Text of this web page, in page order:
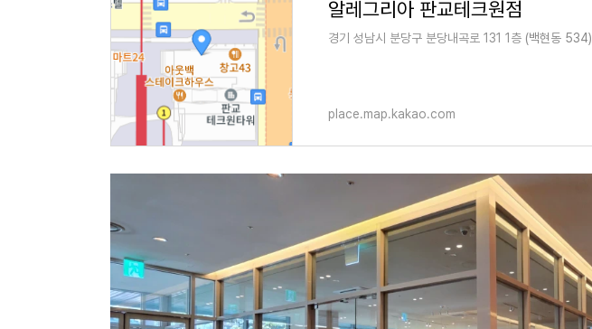
알레그리아 판교테크원점
경기 성남시 분당구 분당내곡로 131 1층 (백현동 534)
place.map.kakao.com